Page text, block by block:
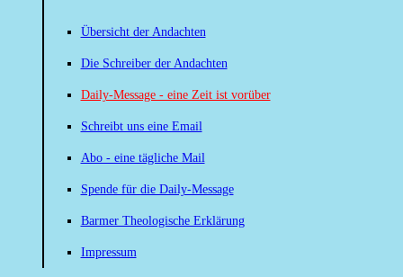
Übersicht der Andachten
Die Schreiber der Andachten
Daily-Message - eine Zeit ist vorüber
Schreibt uns eine Email
Abo - eine tägliche Mail
Spende für die Daily-Message
Barmer Theologische Erklärung
Impressum